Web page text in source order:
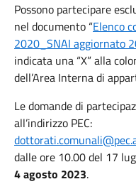
Possono partecipare
nel documento “Elenco
2020_SNAI aggiornato
indicata una “X” alla
dell’Area Interna di
Le domande di
all’indirizzo PEC:
dalle ore 10.00 del 17
4 agosto 2023.